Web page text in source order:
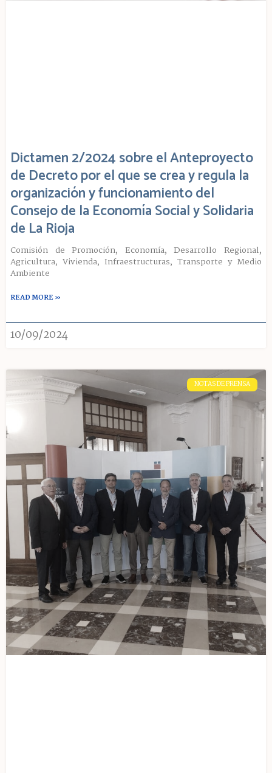
Dictamen 2/2024 sobre el Anteproyecto
de Decreto por el que se crea y regula la
organización y funcionamiento del
Consejo de la Economía Social y Solidaria
de La Rioja
Comisión de Promoción, Economía, Desarrollo Regional,
Agricultura, Vivienda, Infraestructuras, Transporte y Medio
Ambiente
READ MORE »
10/09/2024
NOTAS DE PRENSA